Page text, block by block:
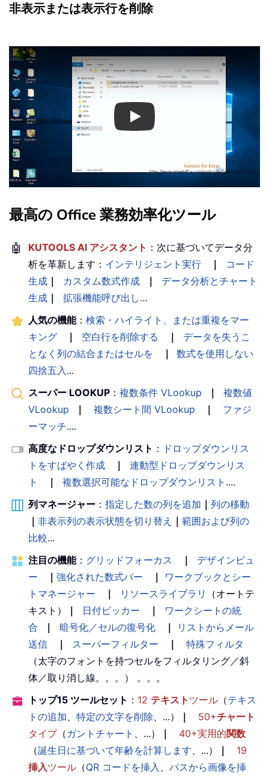
非表示または表示行を削除
Play
最高の Office 業務効率化ツール
🤖 KUTOOLS AI アシスタント ：次に基づいてデータ分
析を革新します： インテリジェント実行 ｜
コード
生成 ｜ カスタム数式作成 ｜
データ分析とチャート
生成 ｜ 拡張機能呼び出し…
人気の機能： 検索・ハイライト、または重複をマー
キング
｜ 空白行を削除する ｜
データを失うこ
となく列の結合またはセルを
｜
数式を使用しない
四捨五入 ...
スーパー LOOKUP ： 複数条件 VLookup ｜
複数値
VLookup
｜ 複数シート間 VLookup ｜
ファジ
ーマッチ....
高度なドロップダウンリスト ： ドロップダウンリス
トをすばやく作成
｜
連動型ドロップダウンリス
ト
｜ 複数選択可能なドロップダウンリスト ....
列マネージャー ： 指定した数の列を追加 ｜ 列の移動
｜ 非表示列の表示状態を切り替え ｜ 範囲および列の
比較...
注目の機能： グリッドフォーカス ｜
デザインビュ
ー
｜ 強化された数式バー ｜
ワークブックとシー
トマネージャー
｜ リソースライブラリ
（オートテ
キスト）
｜ 日付ピッカー ｜
ワークシートの統
合
｜ 暗号化／セルの復号化 ｜
リストからメール
送信
｜ スーパーフィルター ｜
特殊フィルタ
（太字のフォントを持つセルをフィルタリング／斜
体／取り消し線。。。） 。。。
トップ15 ツールセット ： 12 テキスト ツール （テキス
トの追加
特定の文字を削除 、...） ｜ 50+チャート
タイプ（ ガントチャート 、...） ｜ 40+実用的関数
（誕生日に基づいて年齢を計算します 、...） ｜
19
挿入ツール （QR コードを挿入
パスから画像を挿